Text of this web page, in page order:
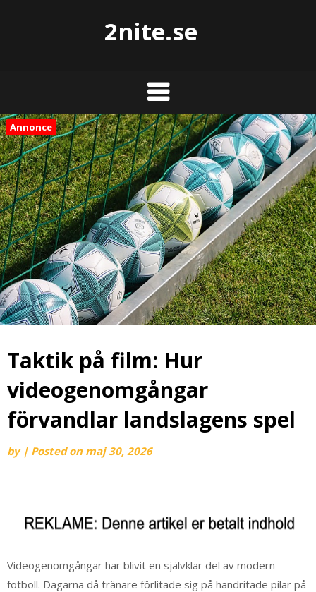
2nite.se
Annonce
Taktik på film: Hur
videogenomgångar
förvandlar landslagens spel
by | Posted on maj 30, 2026
Videogenomgångar har blivit en självklar del av modern
fotboll. Dagarna då tränare förlitade sig på handritade pilar på